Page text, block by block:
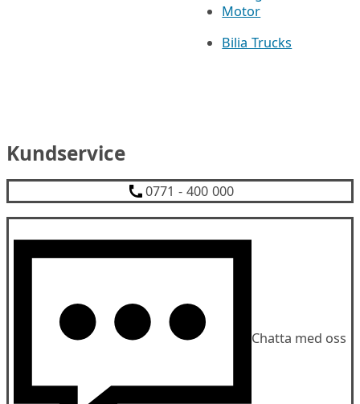
Motor
Bilia Trucks
Kundservice
0771 - 400 000
Chatta med oss